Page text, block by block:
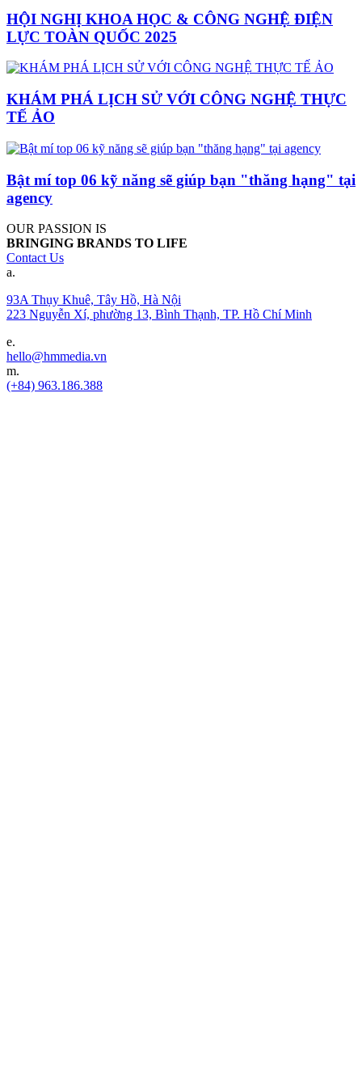
HỘI NGHỊ KHOA HỌC & CÔNG NGHỆ ĐIỆN
LỰC TOÀN QUỐC 2025
KHÁM PHÁ LỊCH SỬ VỚI CÔNG NGHỆ THỰC
TẾ ẢO
Bật mí top 06 kỹ năng sẽ giúp bạn "thăng hạng" tại
agency
OUR PASSION IS
BRINGING BRANDS TO LIFE
Contact Us
a.
93A Thụy Khuê, Tây Hồ, Hà Nội
223 Nguyễn Xí, phường 13, Bình Thạnh, TP. Hồ Chí Minh
e.
hello@hmmedia.vn
m.
(+84) 963.186.388